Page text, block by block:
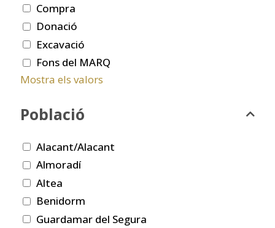
Compra
Donació
Excavació
Fons del MARQ
Mostra els valors
Població
Alacant/Alacant
Almoradí
Altea
Benidorm
Guardamar del Segura